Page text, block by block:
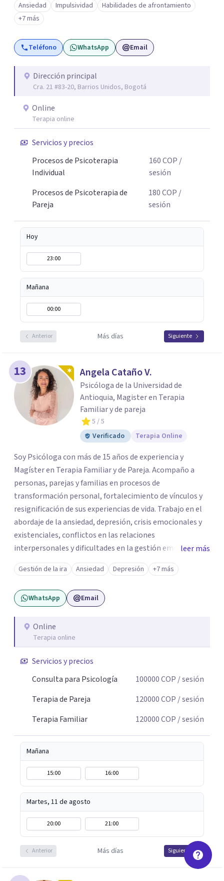
Ansiedad Impulsividad
Habilidades de afrontamiento
+7 más
Teléfono WhatsApp Email
Dirección principal
Cra. 21 #83-20, Barrios Unidos, Bogotá
Online
Terapia online
Servicios y precios
Procesos de Psicoterapia
Individual
160COP /
sesión
Procesos de Psicoterapia de
Pareja
180COP /
sesión
Hoy
23:00
Mañana
00:00
Anterior Más días Siguiente
13 Angela Cataño V.
Psicóloga de la Universidad de
Antioquia, Magister en Terapia
Familiar y de pareja
5 / 5
Verificado
Terapia Online
Soy Psicóloga con más de 15 años de experiencia y
Magíster en Terapia Familiar y de Pareja. Acompaño a
personas, parejas y familias en procesos de
transformación personal, fortalecimiento de vínculos y
resignificación de sus experiencias de vida. Trabajo en el
abordaje de la ansiedad, depresión, crisis emocionales y
existenciales, conflictos en las relaciones
interpersonales y dificultades en la gestión emocional,
ofreciendo un espacio de escucha, comprensión y
acompañamiento terapéutico. Cada proceso terapéutico
es único. Por eso, en cada sesión se construye un espacio
seguro donde la palabra, las emociones y las experiencias
humana. A través del análisis y la reflexión conjunta,
buscamos identificar aquello que genera malestar o
historia personal, familiar o de pareja y promover
cambios que favorezcan el bienestar emocional y
comprenderse, transformarse y construir relaciones más
conscientes y saludables. Te espero para acompañarte en
leer más
Gestión de la ira Ansiedad Depresión +7 más
WhatsApp Email
Online
Terapia online
Servicios y precios
Consulta para Psicología
100000COP / sesión
Terapia de Pareja
120000COP / sesión
Terapia Familiar
120000COP / sesión
Mañana
15:00 16:00
Martes, 11 de agosto
20:00 21:00
Anterior Más días Siguiente